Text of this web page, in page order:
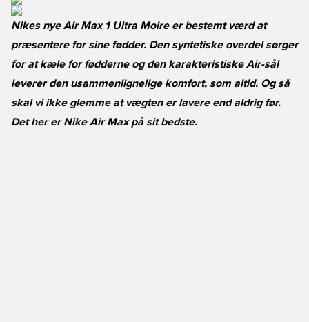
Nikes nye Air Max 1 Ultra Moire er bestemt værd at
præsentere for sine fødder. Den syntetiske overdel sørger
for at kæle for fødderne og den karakteristiske Air-sål
leverer den usammenlignelige komfort, som altid. Og så
skal vi ikke glemme at vægten er lavere end aldrig før.
Det her er Nike Air Max på sit bedste.